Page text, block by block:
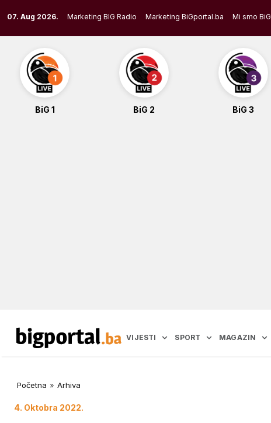
to
content
07. Aug 2026. Marketing BIG Radio Marketing BiGportal.ba Mi smo BiG
BiG 1 BiG 2 BiG 3
VIJESTI SPORT MAGAZIN
Početna » Arhiva
4. Oktobra 2022.